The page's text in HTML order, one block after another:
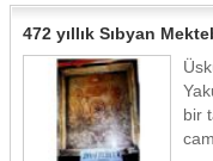
472 yıllık Sıbyan
bir